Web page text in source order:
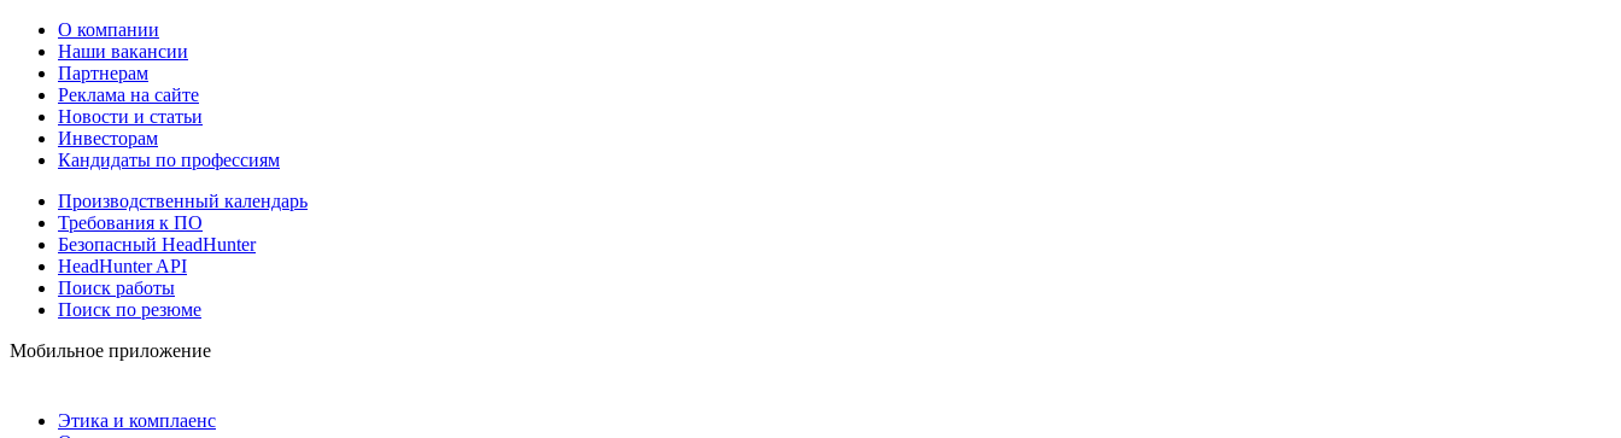
О компании
Наши вакансии
Партнерам
Реклама на сайте
Новости и статьи
Инвесторам
Кандидаты по профессиям
Производственный календарь
Требования к ПО
Безопасный HeadHunter
HeadHunter API
Поиск работы
Поиск по резюме
Мобильное приложение
Этика и комплаенс